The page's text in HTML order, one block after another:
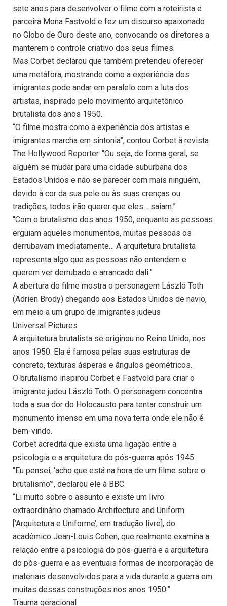
sete anos para desenvolver o filme com a roteirista e
parceira Mona Fastvold e fez um discurso apaixonado
no Globo de Ouro deste ano, convocando os diretores a
manterem o controle criativo dos seus filmes.
Mas Corbet declarou que também pretendeu oferecer
uma metáfora, mostrando como a experiência dos
imigrantes pode andar em paralelo com a luta dos
artistas, inspirado pelo movimento arquitetônico
brutalista dos anos 1950.
“O filme mostra como a experiência dos artistas e
imigrantes marcha em sintonia”, contou Corbet à revista
The Hollywood Reporter. “Ou seja, de forma geral, se
alguém se mudar para uma cidade suburbana dos
Estados Unidos e não se parecer com mais ninguém,
devido à cor da sua pele ou às suas crenças ou
tradições, todos irão querer que eles… saiam.”
“Com o brutalismo dos anos 1950, enquanto as pessoas
erguiam aqueles monumentos, muitas pessoas os
derrubavam imediatamente… A arquitetura brutalista
representa algo que as pessoas não entendem e
querem ver derrubado e arrancado dali.”
A abertura do filme mostra o personagem László Toth
(Adrien Brody) chegando aos Estados Unidos de navio,
em meio a um grupo de imigrantes judeus
Universal Pictures
A arquitetura brutalista se originou no Reino Unido, nos
anos 1950. Ela é famosa pelas suas estruturas de
concreto, texturas ásperas e ângulos geométricos.
O brutalismo inspirou Corbet e Fastvold para criar o
imigrante judeu László Toth. O personagem concentra
toda a sua dor do Holocausto para tentar construir um
monumento imenso em uma nova terra onde ele não é
bem-vindo.
Corbet acredita que exista uma ligação entre a
psicologia e a arquitetura do pós-guerra após 1945.
“Eu pensei, ‘acho que está na hora de um filme sobre o
brutalismo’”, declarou ele à BBC.
“Li muito sobre o assunto e existe um livro
extraordinário chamado Architecture and Uniform
[‘Arquitetura e Uniforme’, em tradução livre], do
acadêmico Jean-Louis Cohen, que realmente examina a
relação entre a psicologia do pós-guerra e a arquitetura
do pós-guerra e as eventuais formas de incorporação de
materiais desenvolvidos para a vida durante a guerra em
muitas dessas construções nos anos 1950.”
Trauma geracional